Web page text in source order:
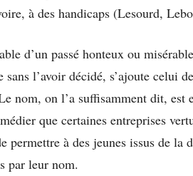
à des handicaps (Lesourd,
d’un passé honteux ou
l’avoir décidé, s’ajoute celui
nom, on l’a suffisamment dit, est
que certaines entreprises
permettre à des jeunes issus de la
par leur nom.